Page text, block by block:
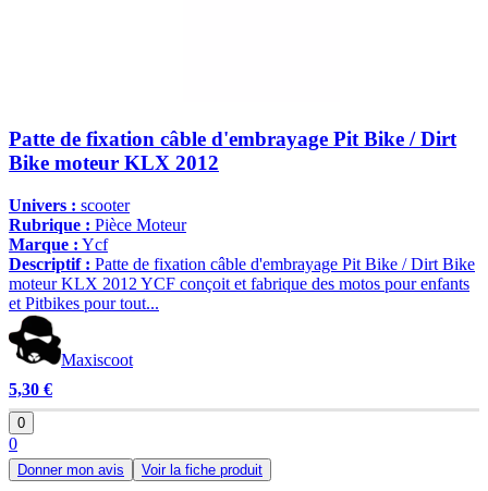
Patte de fixation câble d'embrayage Pit Bike / Dirt
Bike moteur KLX 2012
Univers : scooter
Rubrique : Pièce Moteur
Marque : Ycf
Descriptif : Patte de fixation câble d'embrayage Pit Bike / Dirt Bike
moteur KLX 2012 YCF conçoit et fabrique des motos pour enfants
et Pitbikes pour tout...
Maxiscoot
5,30 €
0
0
Donner mon avis Voir la fiche produit